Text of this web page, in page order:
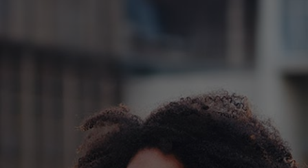
Para el mundo
Para innovadores